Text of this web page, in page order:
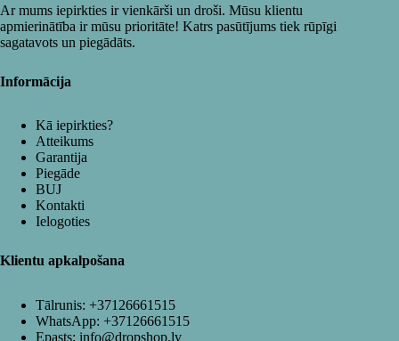
Ar mums iepirkties ir vienkārši un droši. Mūsu klientu
apmierinātība ir mūsu prioritāte! Katrs pasūtījums tiek rūpīgi
sagatavots un piegādāts.
Informācija
Kā iepirkties?
Atteikums
Garantija
Piegāde
BUJ
Kontakti
Ielogoties
Klientu apkalpošana
Tālrunis: +37126661515
WhatsApp: +37126661515
Epasts: info@dropshop.lv